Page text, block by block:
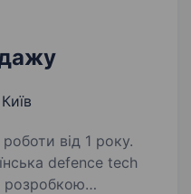
Київ
від 1 року.
defence tech
розробкою